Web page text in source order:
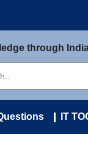
through
IT